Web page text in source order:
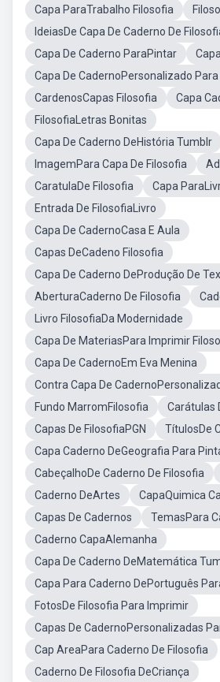
Capa ParaTrabalho Filosofia
IdeiasDe Capa De Caderno De
Capa De Caderno ParaPintar
Capa De CadernoPersonalizado
CardenosCapas Filosofia
Capa
FilosofiaLetras Bonitas
Capa De Caderno DeHistória Tumblr
ImagemPara Capa De Filosofia
CaratulaDe Filosofia
Capa
Entrada De FilosofiaLivro
Capa De CadernoCasa E Aula
Capas DeCadeno Filosofia
Capa De Caderno DeProdução De
AberturaCaderno De Filosofia
Livro FilosofiaDa Modernidade
Capa De MateriasPara Imprimir
Capa De CadernoEm Eva Menina
Contra Capa De
Fundo MarromFilosofia
Carátulas
Capas De FilosofiaPGN
TítulosDe
Capa Caderno DeGeografia Para
CabeçalhoDe Caderno De Filosofia
Caderno DeArtes
CapaQuimica
Capas De Cadernos
TemasPara
Caderno CapaAlemanha
Capa De Caderno DeMatemática
Capa Para Caderno DePortuguês
FotosDe Filosofia Para Imprimir
Capas De CadernoPersonalizadas
Cap AreaPara Caderno De Filosofia
Caderno De Filosofia DeCriança